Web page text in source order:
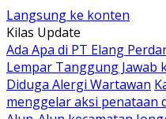
Langsung ke konten
Kilas Update
Ada Apa di PT Elang
Lempar Tanggung Jawab
Diduga Alergi Wartawan
menggelar aksi penataan